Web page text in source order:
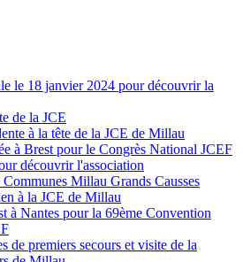
le 18 janvier 2024 pour découvrir la
de la JCE
à la tête de la JCE de Millau
à Brest pour le Congrès National JCEF
découvrir l'association
Millau Grands Causses
à la JCE de Millau
à Nantes pour la 69ème Convention
de premiers secours et visite de la